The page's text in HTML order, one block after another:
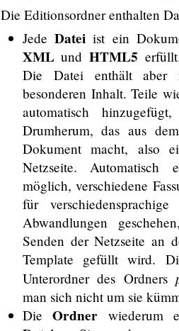
Die Editionsordner enthalten
JedeDatei ist ein
XML und HTML5
Die Datei enthält aber
besonderen Inhalt. Teile
automatisch
Drumherum, das aus
Dokument macht, also
Netzseite. Automatisch
möglich, verschiedene
für
Abwandlungen
Senden der Netzseite an
Template gefüllt wird.
Unterordner des Ordners
man sich nicht um sie
DieOrdner wiederum